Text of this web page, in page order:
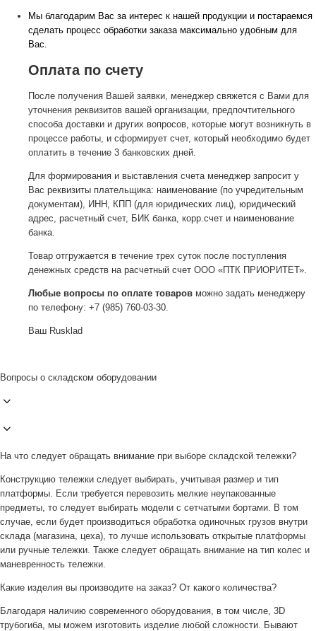
Мы благодарим Вас за интерес к нашей продукции и постараемся
сделать процесс обработки заказа максимально удобным для
Вас.
Оплата по счету
После получения Вашей заявки, менеджер свяжется с Вами для
уточнения реквизитов вашей организации, предпочтительного
способа доставки и других вопросов, которые могут возникнуть в
процессе работы, и сформирует счет, который необходимо будет
оплатить в течение 3 банковских дней.
Для формирования и выставления счета менеджер запросит у
Вас реквизиты плательщика: наименование (по учредительным
документам), ИНН, КПП (для юридических лиц), юридический
адрес, расчетный счет, БИК банка, корр.счет и наименование
банка.
Товар отгружается в течение трех суток после поступления
денежных средств на расчетный счет ООО «ПТК ПРИОРИТЕТ».
Любые вопросы по оплате товаров можно задать менеджеру
по телефону: +7 (985) 760-03-30.
Ваш Rusklad
Вопросы о складском оборудовании
На что следует обращать внимание при выборе складской тележки?
Конструкцию тележки следует выбирать, учитывая размер и тип
платформы. Если требуется перевозить мелкие неупакованные
предметы, то следует выбирать модели с сетчатыми бортами. В том
случае, если будет производиться обработка одиночных грузов внутри
склада (магазина, цеха), то лучше использовать открытые платформы
или ручные тележки. Также следует обращать внимание на тип колес и
маневренность тележки.
Какие изделия вы производите на заказ? От какого количества?
Благодаря наличию современного оборудования, в том числе, 3D
трубогиба, мы можем изготовить изделие любой сложности. Бывают